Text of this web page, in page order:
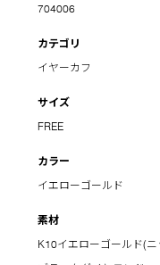
704006
カテゴリ
イヤーカフ
サイズ
FREE
カラー
イエローゴールド
素材
K10イエローゴールド(